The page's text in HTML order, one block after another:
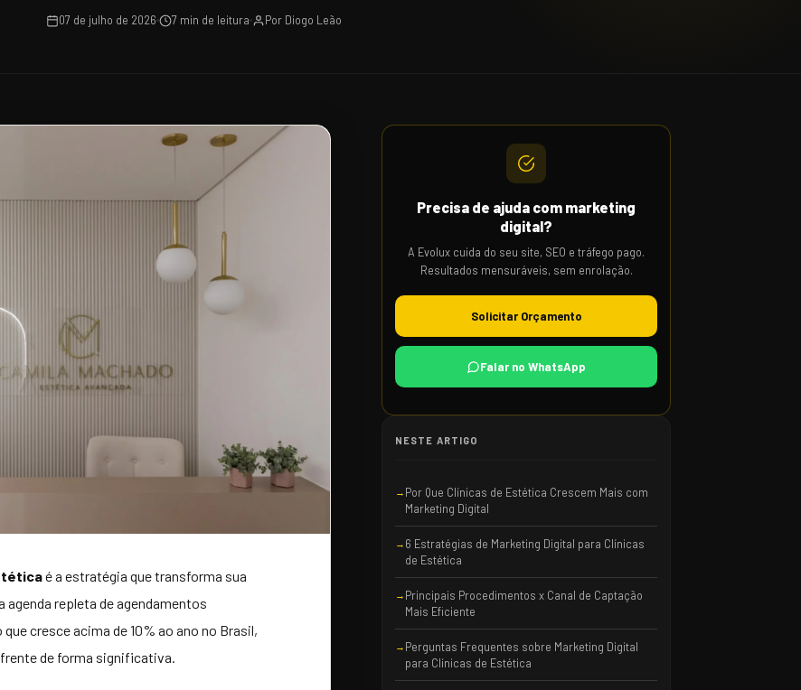
07 de julho de 2026 7 min de leitura Por Diogo Leão
é a estratégia que transforma sua
agenda repleta de agendamentos
cresce acima de 10% ao ano no Brasil,
de forma significativa.
Precisa de ajuda com marketing
digital?
A Evolux cuida do seu site, SEO e tráfego pago.
Resultados mensuráveis, sem enrolação.
Solicitar Orçamento
Falar no WhatsApp
NESTE ARTIGO
Por Que Clínicas de Estética Crescem Mais com
Marketing Digital
6 Estratégias de Marketing Digital para Clínicas
de Estética
Principais Procedimentos x Canal de Captação
Mais Eficiente
Perguntas Frequentes sobre Marketing Digital
para Clínicas de Estética